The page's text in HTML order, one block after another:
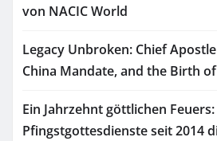
von NACIC World
Legacy Unbroken: Chief
China Mandate, and the Birth
Ein Jahrzehnt göttlichen Feuers:
Pfingstgottesdienste seit 2014